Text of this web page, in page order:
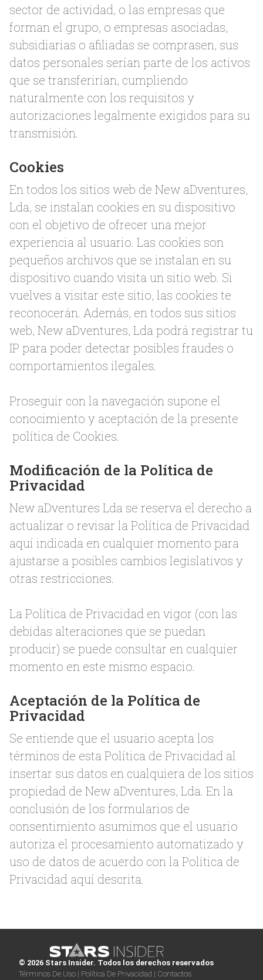
sector de actividad, o las empresas que
forman el grupo, o empresas asociadas,
subsidiarias o afiliadas se comprasen, sus
datos personales serían parte de los activos
que se transferirían, cumpliendo
naturalmente con los requisitos y
autorizaciones legalmente exigidos para su
transmisión.
Cookies
En todos los sitios web de New aDventures,
Lda, se instalan cookies en su dispositivo
con el objetivo de ofrecer una mejor
experiencia al usuario. Las cookies son
pequeños archivos que se instalan en su
dispositivo cuando visita un sitio web. Si
vuelves a visitar este sitio, las cookies te
reconocerán. Además, en todos sus sitios
web, New aDventures, Lda podrá registrar tu
IP para poder detectar posibles fraudes o
comportamientos ilegales.
Proseguir con la navegación supone el
conocimiento y aceptación de la presente
política de Cookies.
Modificación de la Política de
Privacidad
New aDventures Lda se reserva el derecho a
actualizar o revisar la Política de Privacidad
aquí indicada en cualquier momento para
ajustarse a posibles cambios legislativos y
otras restricciones.
La Política de Privacidad en vigor (con las
debidas alteraciones que se puedan
producir) se puede consultar en cualquier
momento en este mismo espacio.
Aceptación de la Política de
Privacidad
Se entiende que el usuario acepta los
términos de esta Política de Privacidad al
insertar sus datos en cualquiera de los sitios
propiedad de New aDventures, Lda. En la
conclusión de los formularios de
consentimiento asumimos que el usuario
autoriza el procesamiento automatizado y
uso de datos de acuerdo con la Política de
Privacidad aquí descrita.
© 2026 Stars Insider. Todos los derechos reservados
Términos De Uso | Política De Privacidad | Contactos